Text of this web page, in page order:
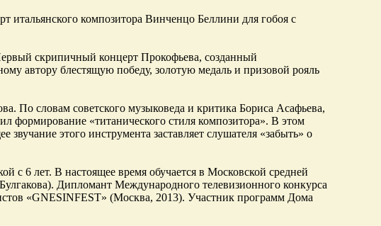
композитора Винченцо Беллини для гобоя с
скрипичный концерт Прокофьева, созданный
автору блестящую победу, золотую медаль и призовой рояль
По словам советского музыковеда и критика Бориса Асафьева,
формирование «титанического стиля композитора». В этом
этого инструмента заставляет слушателя «забыть» о
с 6 лет. В настоящее время обучается в Московской средней
Дипломант Международного телевизионного конкурса
«GNESINFEST» (Москва, 2013). Участник программ Дома